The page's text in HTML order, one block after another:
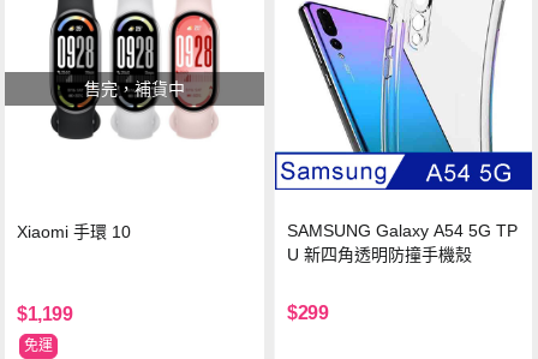
售完，補貨中
Xiaomi 手環 10
$1,199
免運
SAMSUNG Galaxy A54 5G TP
U 新四角透明防撞手機殼
$299